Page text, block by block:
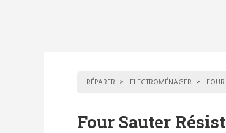
RÉPARER ELECTROMÉNAGER FOUR
Four Sauter